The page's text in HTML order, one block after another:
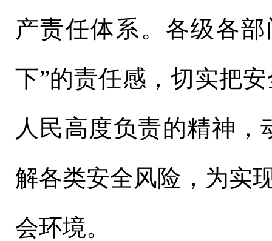
产责任体系。各级各
下”的责任感，切实把
人民高度负责的精神
解各类安全风险，为实
会环境。